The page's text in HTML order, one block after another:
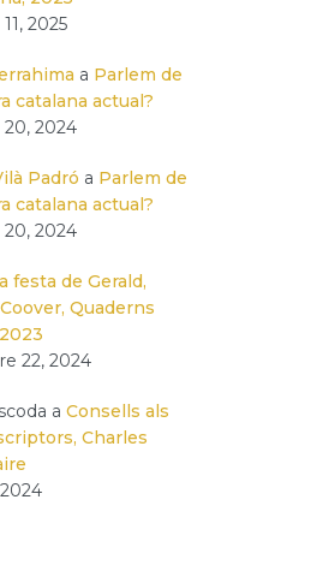
2025
a Parlem de
catalana actual?
2024
Padró a Parlem de
catalana actual?
2024
festa de Gerald,
Quaderns
22, 2024
a Consells als
Charles